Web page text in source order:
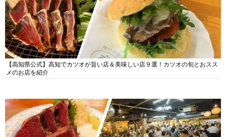
【高知県公式】高知でカツオが旨い店＆美味しい店９選！カツオの旬とおスス
メのお店を紹介